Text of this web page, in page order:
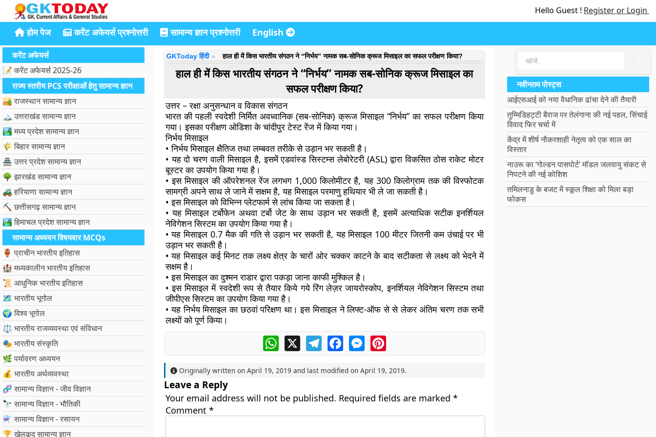
Hello Guest ! Register or Login
होम पेज करेंट अफेयर्स प्रश्नोत्तरी सामान्य ज्ञान प्रश्नोत्तरी English
करेंट अफेयर्स
📝 करेंट अफेयर्स 2025-26
राज्य स्तरीय PCS परीक्षाओं हेतु सामान्य ज्ञान
🏜️ राजस्थान सामान्य ज्ञान
🏔️ उत्तराखंड सामान्य ज्ञान
🏞️ मध्य प्रदेश सामान्य ज्ञान
🌾 बिहार सामान्य ज्ञान
🏯 उत्तर प्रदेश सामान्य ज्ञान
🌳 झारखंड सामान्य ज्ञान
🚜 हरियाणा सामान्य ज्ञान
⛏️ छत्तीसगढ़ सामान्य ज्ञान
🏞️ हिमाचल प्रदेश सामान्य ज्ञान
सामान्य अध्ययन विषयवार MCQs
🏺 प्राचीन भारतीय इतिहास
🏰 मध्यकालीन भारतीय इतिहास
📜 आधुनिक भारतीय इतिहास
🗺️ भारतीय भूगोल
🌍 विश्व भूगोल
⚖️ भारतीय राजव्यवस्था एवं संविधान
🎭 भारतीय संस्कृति
🌿 पर्यावरण अध्ययन
💰 भारतीय अर्थव्यवस्था
🧬 सामान्य विज्ञान - जीव विज्ञान
🔭 सामान्य विज्ञान - भौतिकी
⚗️ सामान्य विज्ञान - रसायन
🏆 खेलकूद सामान्य ज्ञान
GKToday हिंदी हाल ही में किस भारतीय संगठन ने “निर्भय” नामक सब-सोनिक क्रूज मिसाइल का सफल परीक्षण किया?
हाल ही में किस भारतीय संगठन ने “निर्भय” नामक सब-सोनिक क्रूज मिसाइल का
सफल परीक्षण किया?
उत्तर – रक्षा अनुसन्धान व विकास संगठन
भारत की पहली स्वदेशी निर्मित अवध्वानिक (सब-सोनिक) क्रूज मिसाइल “निर्भय” का सफल परीक्षण किया
गया। इसका परीक्षण ओडिशा के चांदीपुर टेस्ट रेंज में किया गया।
निर्भय मिसाइल
• निर्भय मिसाइल क्षैतिज तथा लम्बवत तरीके से उड़ान भर सकती है।
• यह दो चरण वाली मिसाइल है, इसमें एडवांस्ड सिस्टम्स लेबोरेटरी (ASL) द्वारा विकसित ठोस राकेट मोटर
बूस्टर का उपयोग किया गया है।
• इस मिसाइल की ऑपरेशनल रेंज लगभग 1,000 किलोमीटर है, यह 300 किलोग्राम तक की विस्फोटक
सामग्री अपने साथ ले जाने में सक्षम है, यह मिसाइल परमाणु हथियार भी ले जा सकती है।
• इस मिसाइल को विभिन्न प्लेटफार्म से लांच किया जा सकता है।
• यह मिसाइल टर्बोफेन अथवा टर्बो जेट के साथ उड़ान भर सकती है, इसमें अत्याधिक सटीक इनर्शियल
नेविगेशन सिस्टम का उपयोग किया गया है।
• यह मिसाइल 0.7 मैक की गति से उड़ान भर सकती है, यह मिसाइल 100 मीटर जितनी कम उंचाई पर भी
उड़ान भर सकती है।
• यह मिसाइल कई मिनट तक लक्ष्य क्षेत्र के चारों ओर चक्कर काटने के बाद सटीकता से लक्ष्य को भेदने में
सक्षम है।
• इस मिसाइल का दुश्मन राडार द्वारा पकड़ा जाना काफी मुश्किल है।
• इस मिसाइल में स्वदेशी रूप से तैयार किये गये रिंग लेज़र जायरोस्कोप, इनर्शियल नेविगेशन सिस्टम तथा
जीपीएस सिस्टम का उपयोग किया गया है।
• यह निर्भय मिसाइल का छठवां परिक्षण था। इस मिसाइल ने लिफ्ट-ऑफ से से लेकर अंतिम चरण तक सभी
लक्ष्यों को पूर्ण किया।
WhatsApp
X TelegramFacebookMessengerPinterest
Originally written on April 19, 2019 and last modified on April 19, 2019.
Leave a Reply
Your email address will not be published. Required fields are marked *
Comment *
नवीनतम पोस्ट्स
आईएसआई को नया वैधानिक ढांचा देने की तैयारी
तुम्मिडिहट्टी बैराज पर तेलंगाना की नई पहल, सिंचाई
विवाद फिर चर्चा में
केंद्र में शीर्ष नौकरशाही नेतृत्व को एक साल का
विस्तार
नाउरू का ‘गोल्डन पासपोर्ट’ मॉडल जलवायु संकट से
निपटने की नई कोशिश
तमिलनाडु के बजट में स्कूल शिक्षा को मिला बड़ा
फोकस